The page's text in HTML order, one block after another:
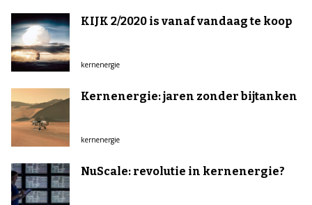
KIJK 2/2020 is vanaf vandaag te koop
kernenergie
Kernenergie: jaren zonder bijtanken
kernenergie
NuScale: revolutie in kernenergie?